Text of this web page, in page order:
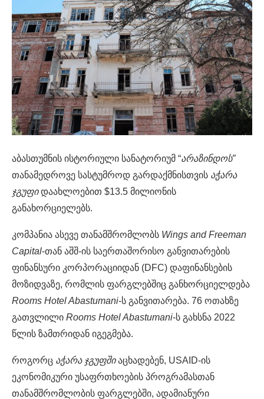
აბასთუმნის ისტორიული სანატორიუმ “არაზინდოს”
თანამედროვე სასტუმროდ გარდაქმნისთვის აჭარა
ჯგუფიდაახლოებით $13.5 მილიონის
განახორციელებს.
კომპანია ასევე თანამშრომლობს Wings and Freeman
Capital-თან აშშ-ის საერთაშორისო განვითარების
ფინანსური კორპორაციიდან (DFC) დაფინანსების
მოზიდვაზე, რომლის ფარგლებშიც განხორციელდება
Rooms Hotel Abastumani-ს განვითარება. 76 ოთახზე
გათვლილი Rooms Hotel Abastumani-ს გახსნა 2022
წლის ზამთრიდან იგეგმება.
როგორც აჭარა ჯგუფშიაცხადებენ, USAID-ის
ეკონომიკური უსაფრთხოების პროგრამასთან
თანამშრომლობის ფარგლებში, ადამიანური